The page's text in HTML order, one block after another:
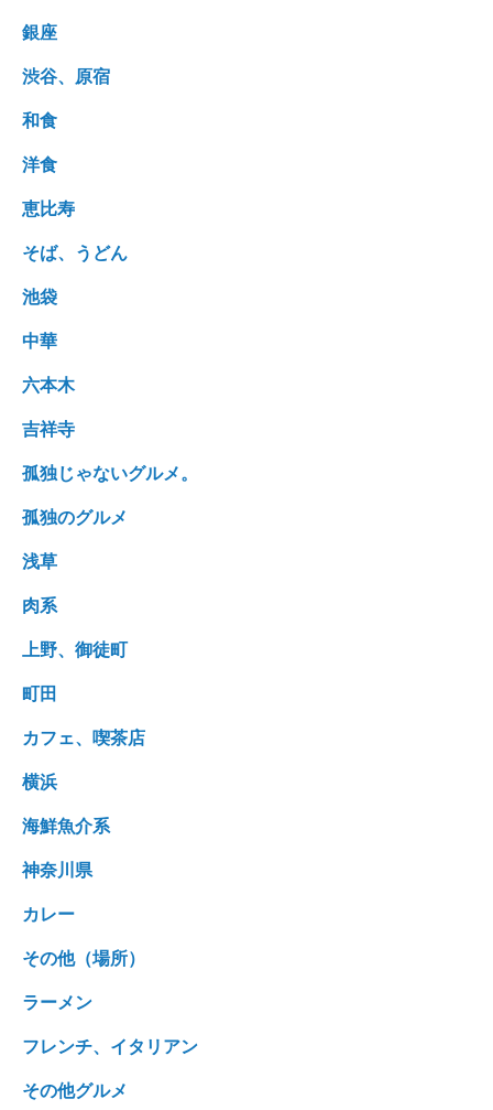
銀座
渋谷、原宿
和食
洋食
恵比寿
そば、うどん
池袋
中華
六本木
吉祥寺
孤独じゃないグルメ。
孤独のグルメ
浅草
肉系
上野、御徒町
町田
カフェ、喫茶店
横浜
海鮮魚介系
神奈川県
カレー
その他（場所）
ラーメン
フレンチ、イタリアン
その他グルメ